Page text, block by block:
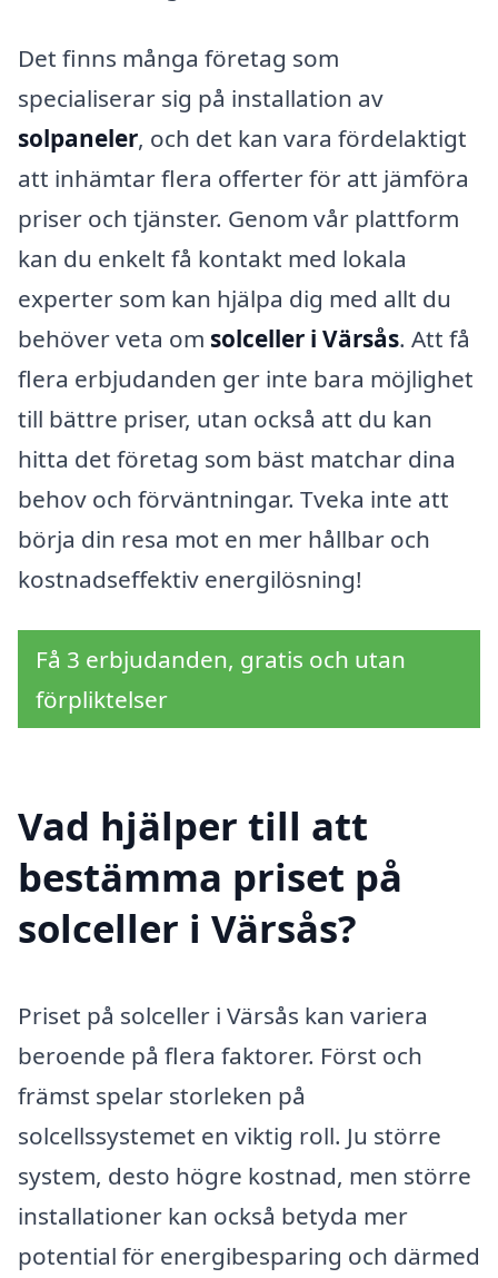
Det finns många företag som
specialiserar sig på installation av
solpaneler, och det kan vara fördelaktigt
att inhämtar flera offerter för att jämföra
priser och tjänster. Genom vår plattform
kan du enkelt få kontakt med lokala
experter som kan hjälpa dig med allt du
behöver veta om solceller i Värsås. Att få
flera erbjudanden ger inte bara möjlighet
till bättre priser, utan också att du kan
hitta det företag som bäst matchar dina
behov och förväntningar. Tveka inte att
börja din resa mot en mer hållbar och
kostnadseffektiv energilösning!
Få 3 erbjudanden, gratis och utan
förpliktelser
Vad hjälper till att
bestämma priset på
solceller i Värsås?
Priset på solceller i Värsås kan variera
beroende på flera faktorer. Först och
främst spelar storleken på
solcellssystemet en viktig roll. Ju större
system, desto högre kostnad, men större
installationer kan också betyda mer
potential för energibesparing och därmed